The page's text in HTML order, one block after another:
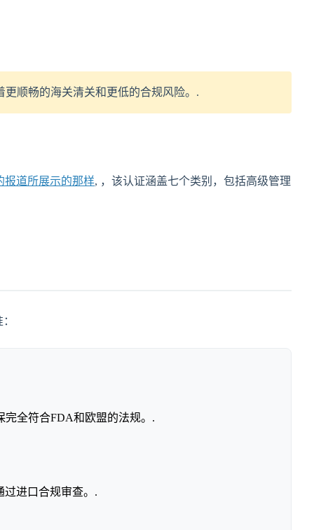
顺畅的海关清关和更低的合规风险。.
报道所展示的那样, ，该认证涵盖七个类别，包括高级管理
完全符合FDA和欧盟的法规。.
过进口合规审查。.